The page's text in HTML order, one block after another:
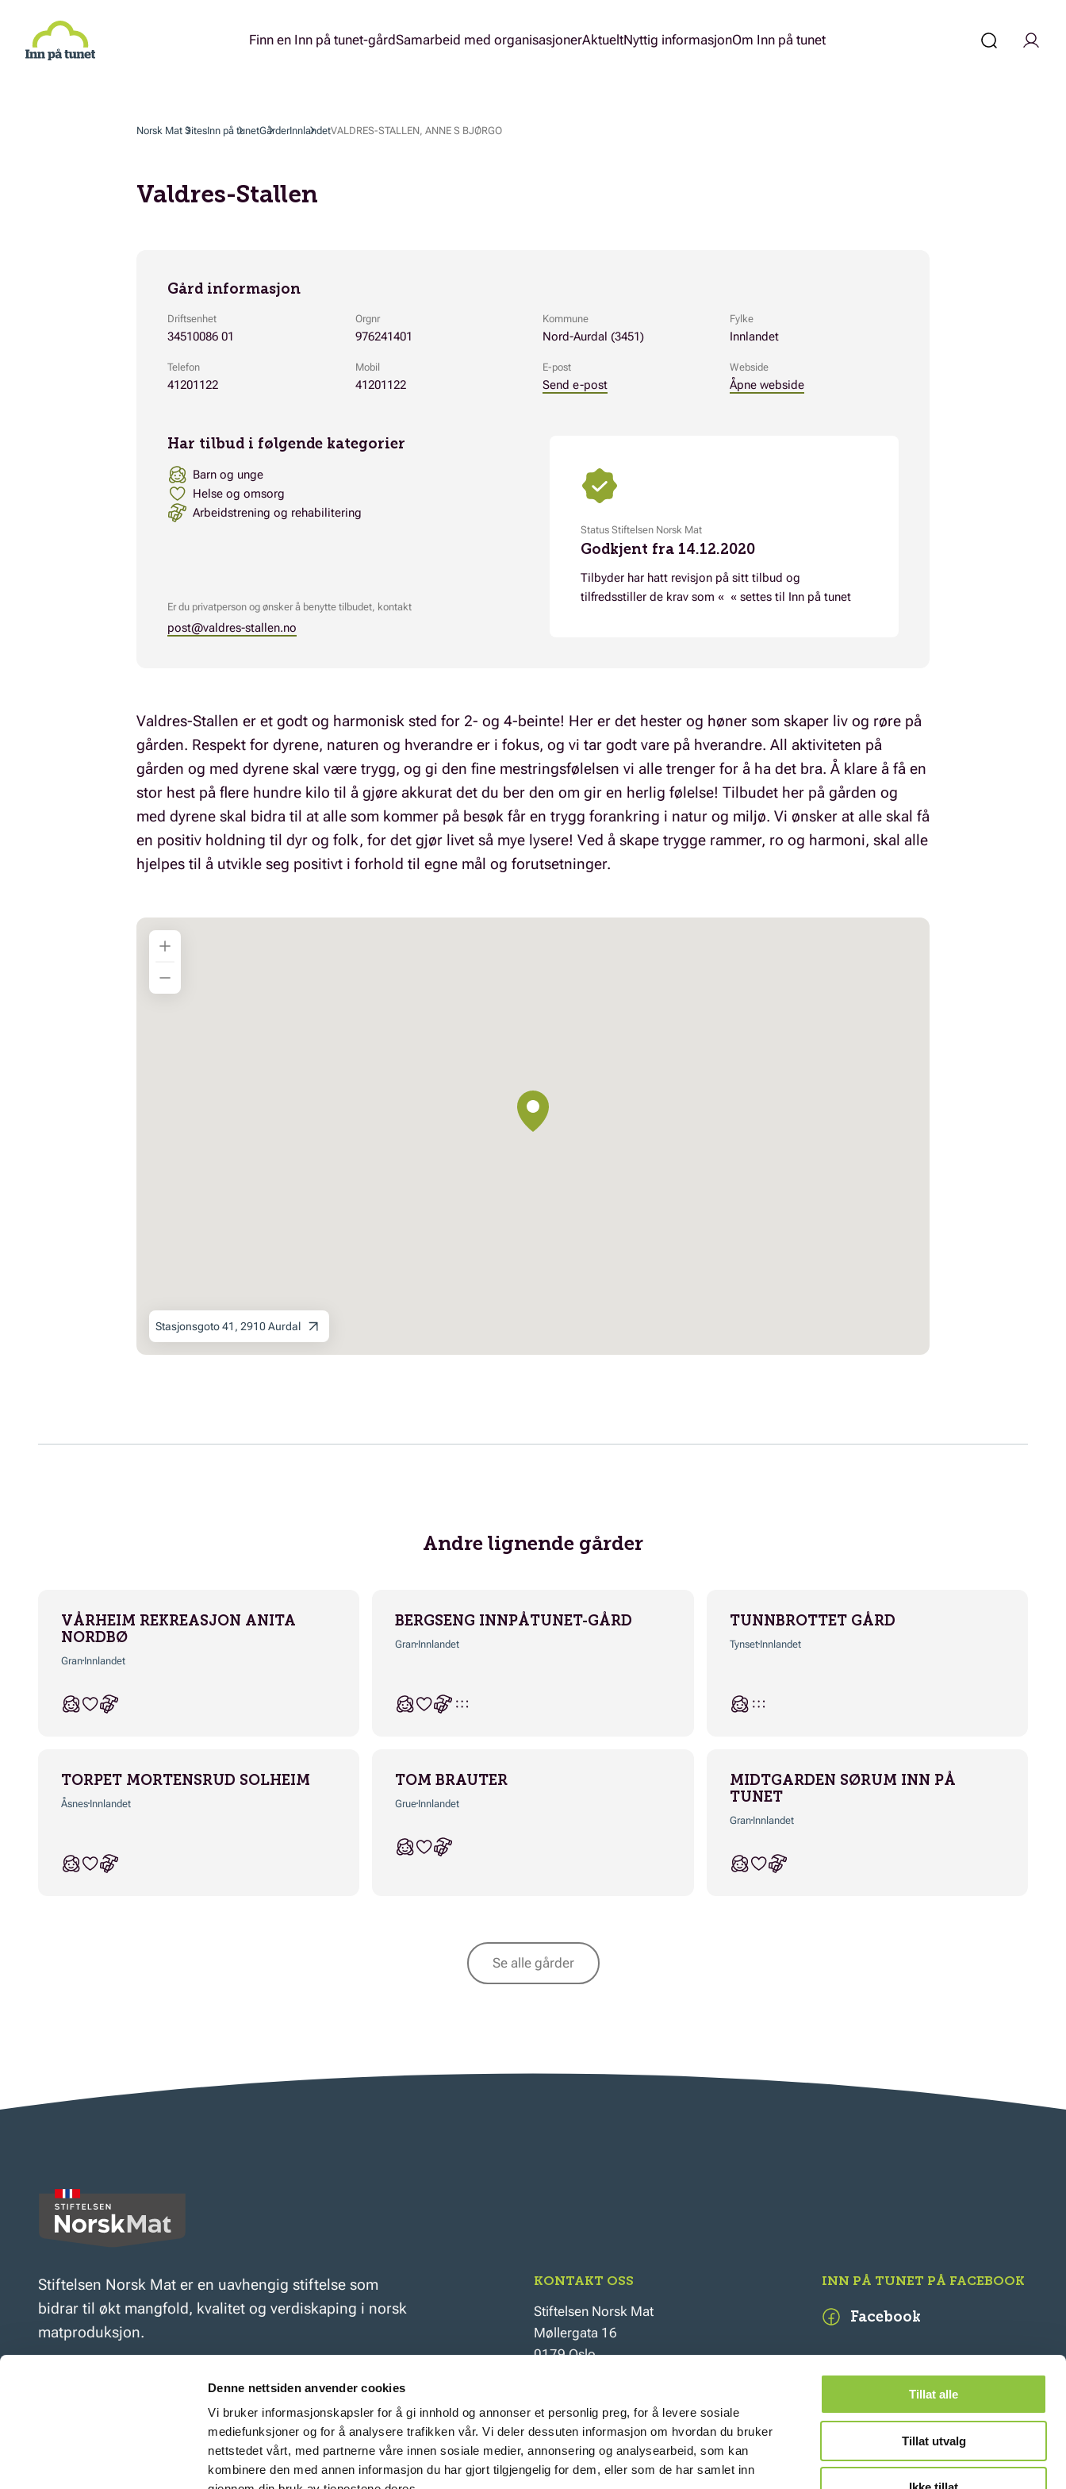
Denne nettsiden anvender cookies
Vi bruker informasjonskapsler for å gi innhold og annonser et personlig preg, for å levere sosiale
mediefunksjoner og for å analysere trafikken vår. Vi deler dessuten informasjon om hvordan du bruker
nettstedet vårt, med partnerne våre innen sosiale medier, annonsering og analysearbeid, som kan
kombinere den med annen informasjon du har gjort tilgjengelig for dem, eller som de har samlet inn
Tillat alle
Tillat utvalg
hovedinnhold
Finn en Inn på tunet-gårdSamarbeid med organisasjonerAktueltNyttig informasjonOm Inn på tunet
Norsk Mat SitesInn på tunetGårderInnlandetVALDRES-STALLEN, ANNE S BJØRGO
Valdres-Stallen
Gård informasjon
Driftsenhet
34510086 01
Orgnr
976241401
Kommune
Nord-Aurdal (3451)
Fylke
Innlandet
Telefon
41201122
Mobil
41201122
E-post
Send e-post
Webside
Åpne webside
Har tilbud i følgende kategorier
Barn og unge
Helse og omsorg
Arbeidstrening og rehabilitering
Er du privatperson og ønsker å benytte tilbudet, kontakt
post@valdres-stallen.no
Status Stiftelsen Norsk Mat
Godkjent fra 14.12.2020
Tilbyder har hatt revisjon på sitt tilbud og
tilfredsstiller de krav som « « settes til Inn på tunet
Valdres-Stallen er et godt og harmonisk sted for 2- og 4-beinte! Her er det hester og høner som skaper liv og røre på
gården. Respekt for dyrene, naturen og hverandre er i fokus, og vi tar godt vare på hverandre. All aktiviteten på
gården og med dyrene skal være trygg, og gi den fine mestringsfølelsen vi alle trenger for å ha det bra. Å klare å få en
stor hest på flere hundre kilo til å gjøre akkurat det du ber den om gir en herlig følelse! Tilbudet her på gården og
med dyrene skal bidra til at alle som kommer på besøk får en trygg forankring i natur og miljø. Vi ønsker at alle skal få
en positiv holdning til dyr og folk, for det gjør livet så mye lysere! Ved å skape trygge rammer, ro og harmoni, skal alle
hjelpes til å utvikle seg positivt i forhold til egne mål og forutsetninger.
Stasjonsgoto 41, 2910 Aurdal
Andre lignende gårder
VÅRHEIM REKREASJON ANITA
NORDBØ
Gran Innlandet
BERGSENG INNPÅTUNET-GÅRD
GranInnlandet
TUNNBROTTET GÅRD
TynsetInnlandet
TORPET MORTENSRUD SOLHEIM
Åsnes Innlandet
TOM BRAUTER
GrueInnlandet
MIDTGARDEN SØRUM INN PÅ
TUNET
GranInnlandet
Se alle gårder
Stiftelsen Norsk Mat er en uavhengig stiftelse som
bidrar til økt mangfold, kvalitet og verdiskaping i norsk
matproduksjon.
Ansatte i Stiftelsen Norsk Mat
KONTAKT OSS
Stiftelsen Norsk Mat
Møllergata 16
0179 Oslo
24 14 83 00
INN PÅ TUNET PÅ FACEBOOK
Facebook